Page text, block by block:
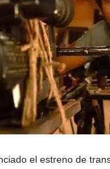
el estreno de